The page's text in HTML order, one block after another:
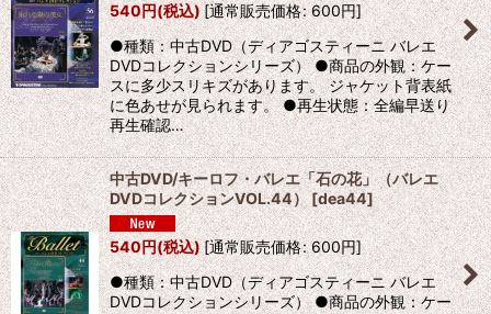
540円(税込)[通常販売価格: 600円]
●種類：中古DVD（ディアゴスティーニ バレエ
DVDコレクションシリーズ） ●商品の外観：ケー
スに多少スリキズがあります。 ジャケット背表紙
に色あせが見られます。 ●再生状態：全編早送り
再生確認…
中古DVD/キーロフ・バレエ「石の花」（バレエ
DVDコレクションVOL.44） [dea44]
540円(税込)[通常販売価格: 600円]
●種類：中古DVD（ディアゴスティーニ バレエ
DVDコレクションシリーズ） ●商品の外観：ケー